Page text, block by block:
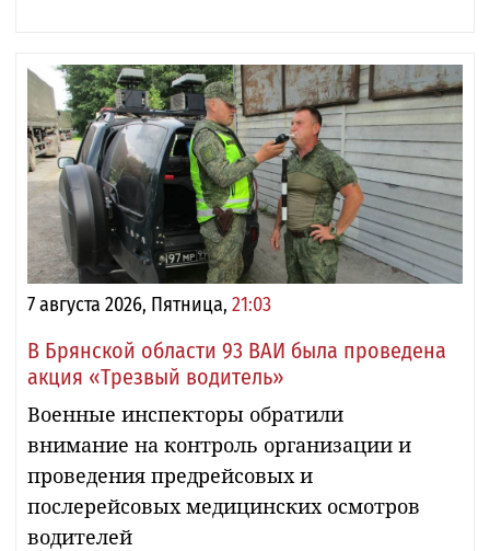
7 августа 2026, Пятница, 21:03
В Брянской области 93 ВАИ была проведена
акция «Трезвый водитель»
Военные инспекторы обратили
внимание на контроль организации и
проведения предрейсовых и
послерейсовых медицинских осмотров
водителей